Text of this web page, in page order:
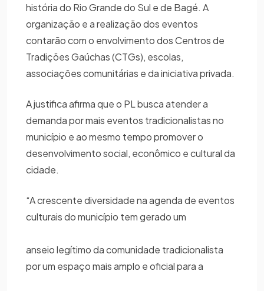
história do Rio Grande do Sul e de Bagé. A
organização e a realização dos eventos
contarão com o envolvimento dos Centros de
Tradições Gaúchas (CTGs), escolas,
associações comunitárias e da iniciativa privada.
A justifica afirma que o PL busca atender a
demanda por mais eventos tradicionalistas no
município e ao mesmo tempo promover o
desenvolvimento social, econômico e cultural da
cidade.
“A crescente diversidade na agenda de eventos
culturais do município tem gerado um
anseio legítimo da comunidade tradicionalista
por um espaço mais amplo e oficial para a